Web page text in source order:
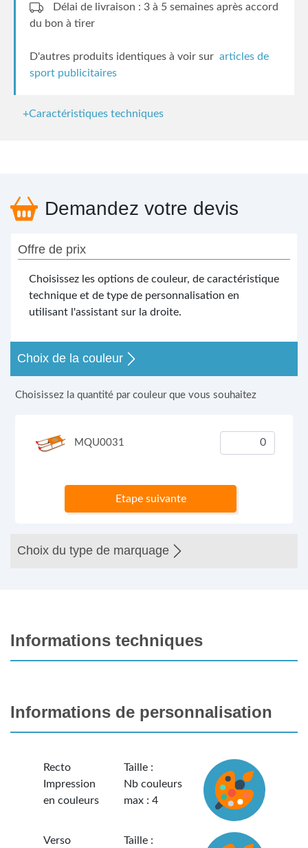
Délai de livraison : 3 à 5 semaines après accord
du bon à tirer
D'autres produits identiques à voir sur articles de
sport publicitaires
+Caractéristiques techniques
Demandez votre devis
Offre de prix
Choisissez les options de couleur, de caractéristique
technique et de type de personnalisation en
utilisant l'assistant sur la droite.
Choix de la couleur
Choisissez la quantité par couleur que vous souhaitez
MQU0031
Etape suivante
Choix du type de marquage
Informations techniques
Informations de personnalisation
Recto
Impression
en couleurs
Taille :
Nb couleurs
max : 4
Verso
Taille :